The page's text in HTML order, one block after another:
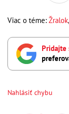
Viac o téme: Žralok,
Pridajte
Nahlásiť chybu